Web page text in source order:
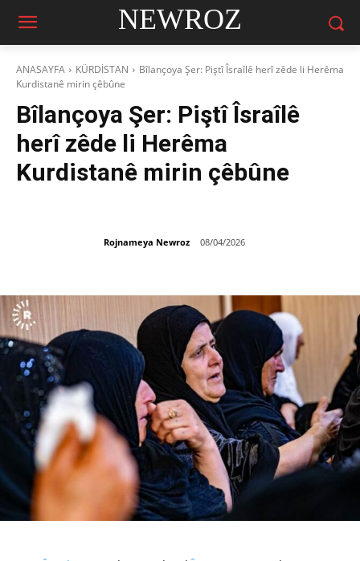
NEWROZ
ANASAYFA KÜRDİSTAN
Bîlançoya Şer: Piştî Îsraîlê herî zêde li Herêma
Kurdistanê mirin çêbûne
Bîlançoya Şer: Piştî Îsraîlê
herî zêde li Herêma
Kurdistanê mirin çêbûne
Rojnameya Newroz 08/04/2026